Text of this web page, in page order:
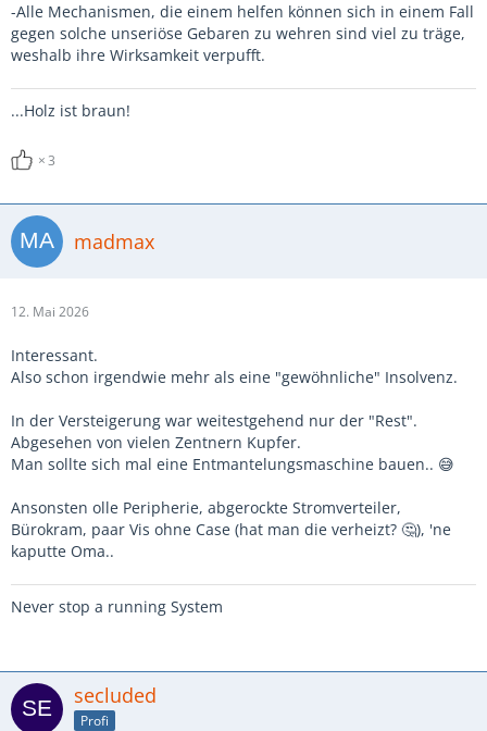
-Alle Mechanismen, die einem helfen können sich in einem Fall
gegen solche unseriöse Gebaren zu wehren sind viel zu träge,
weshalb ihre Wirksamkeit verpufft.
...Holz ist braun!
3
madmax
12. Mai 2026
Interessant.
Also schon irgendwie mehr als eine "gewöhnliche" Insolvenz.
In der Versteigerung war weitestgehend nur der "Rest".
Abgesehen von vielen Zentnern Kupfer.
Man sollte sich mal eine Entmantelungsmaschine bauen.. 😅
Ansonsten olle Peripherie, abgerockte Stromverteiler,
Bürokram, paar Vis ohne Case (hat man die verheizt? 🤔), 'ne
kaputte Oma..
Never stop a running System
secluded
Profi